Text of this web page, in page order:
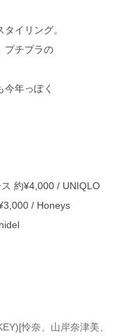
イリング。
プチプラの
年っぽく
約¥4,000 / UNIQLO
/ Honeys
怜奈、山岸奈津美、